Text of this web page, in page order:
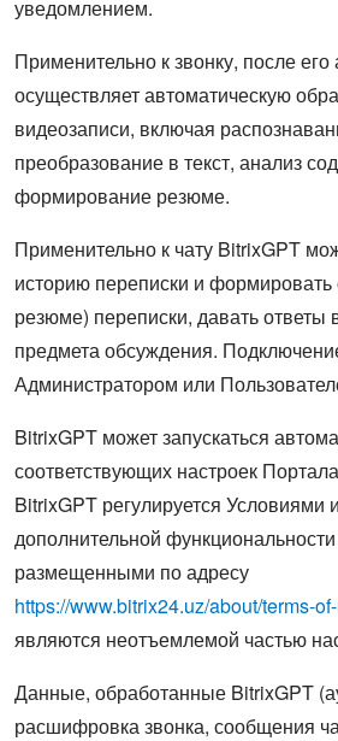
уведомлением.
Применительно к звонку, после
осуществляет автоматическую
видеозаписи, включая
преобразование в текст, анализ
формирование резюме.
Применительно к чату BitrixGPT
историю переписки и
резюме) переписки, давать ответы
предмета обсуждения.
Администратором или
BitrixGPT может запускаться
соответствующих настроек
BitrixGPT регулируется Условиями
дополнительной
размещенными по адресу
https://www.bitrix24.uz/about/terms-
являются неотъемлемой частью
Данные, обработанные BitrixGPT
расшифровка звонка, сообщения